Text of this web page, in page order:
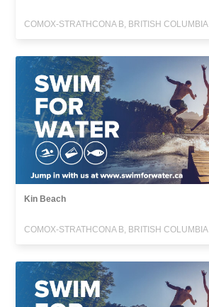
COMOX-STRATHCONA B, BRITISH COLUMBIA
Kin Beach
COMOX-STRATHCONA B, BRITISH COLUMBIA